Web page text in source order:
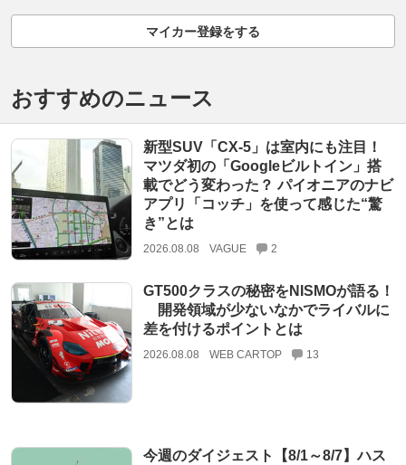
マイカー登録をする
おすすめのニュース
新型SUV「CX-5」は室内にも注目！
マツダ初の「Googleビルトイン」搭
載でどう変わった？ パイオニアのナビ
アプリ「コッチ」を使って感じた“驚
き”とは
2026.08.08 VAGUE 2
GT500クラスの秘密をNISMOが語る！
開発領域が少ないなかでライバルに
差を付けるポイントとは
2026.08.08 WEB CARTOP 13
今週のダイジェスト【8/1～8/7】ハス